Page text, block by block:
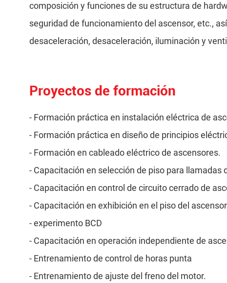
composición y funciones de su estructura de
seguridad de funcionamiento del ascensor, etc.,
desaceleración, desaceleración, iluminación y
Proyectos de formación
- Formación práctica en instalación eléctrica de
- Formación práctica en diseño de principios
- Formación en cableado eléctrico de ascensores.
- Capacitación en selección de piso para llamadas
- Capacitación en control de circuito cerrado de
- Capacitación en exhibición en el piso del
- experimento BCD
- Capacitación en operación independiente de
- Entrenamiento de control de horas punta
- Entrenamiento de ajuste del freno del motor.